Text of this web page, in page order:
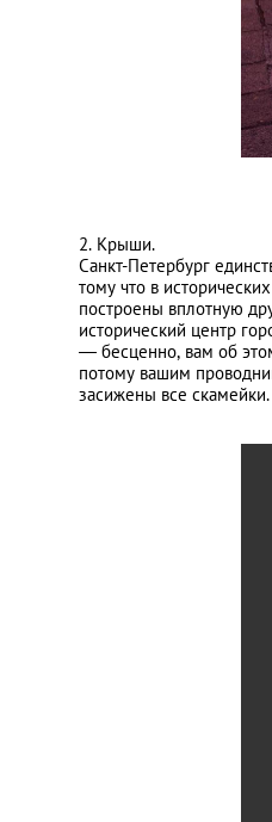
2. Крыши.
Санкт-Петербург
тому что в
построены вплотную
исторический центр
— бесценно, вам об
потому вашим
засижены все